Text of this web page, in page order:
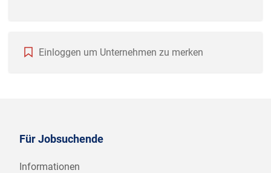
Einloggen um Unternehmen zu merken
Für Jobsuchende
Informationen